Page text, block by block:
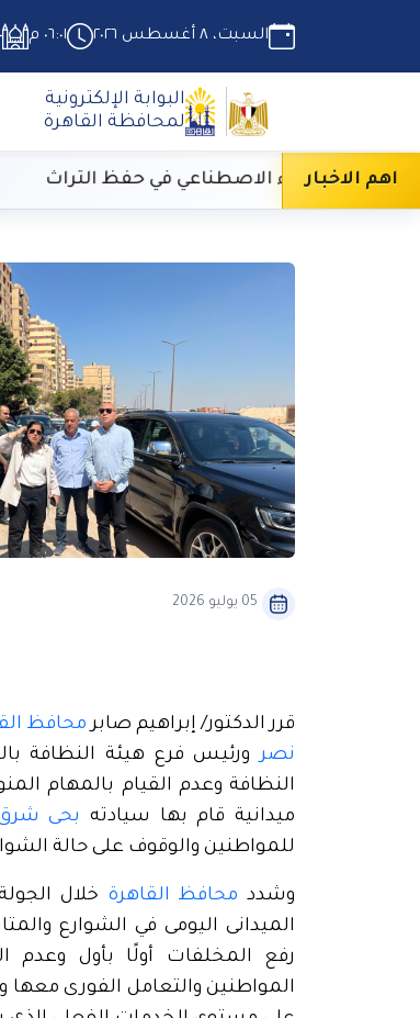
السبت، ٨ أغسطس ٢٠٢٦ ٠٦:٠١ م
البوابة الإلكترونية
لمحافظة القاهرة
اهم الاخبار
الذكاء الاصطناعي في حفظ التراث
05 يوليو 2026
قرر الدكتور/ إبراهيم صابرمحافظ
نصرورئيس فرع هيئة النظافة
النظافة وعدم القيام بالمهام
ميدانية قام بها سيادته بحى
للمواطنين والوقوف على حالة
وشدد محافظ القاهرة خلال
الميدانى اليومى في الشوارع
رفع المخلفات أولًا بأول وعدم
المواطنين والتعامل الفورى معها